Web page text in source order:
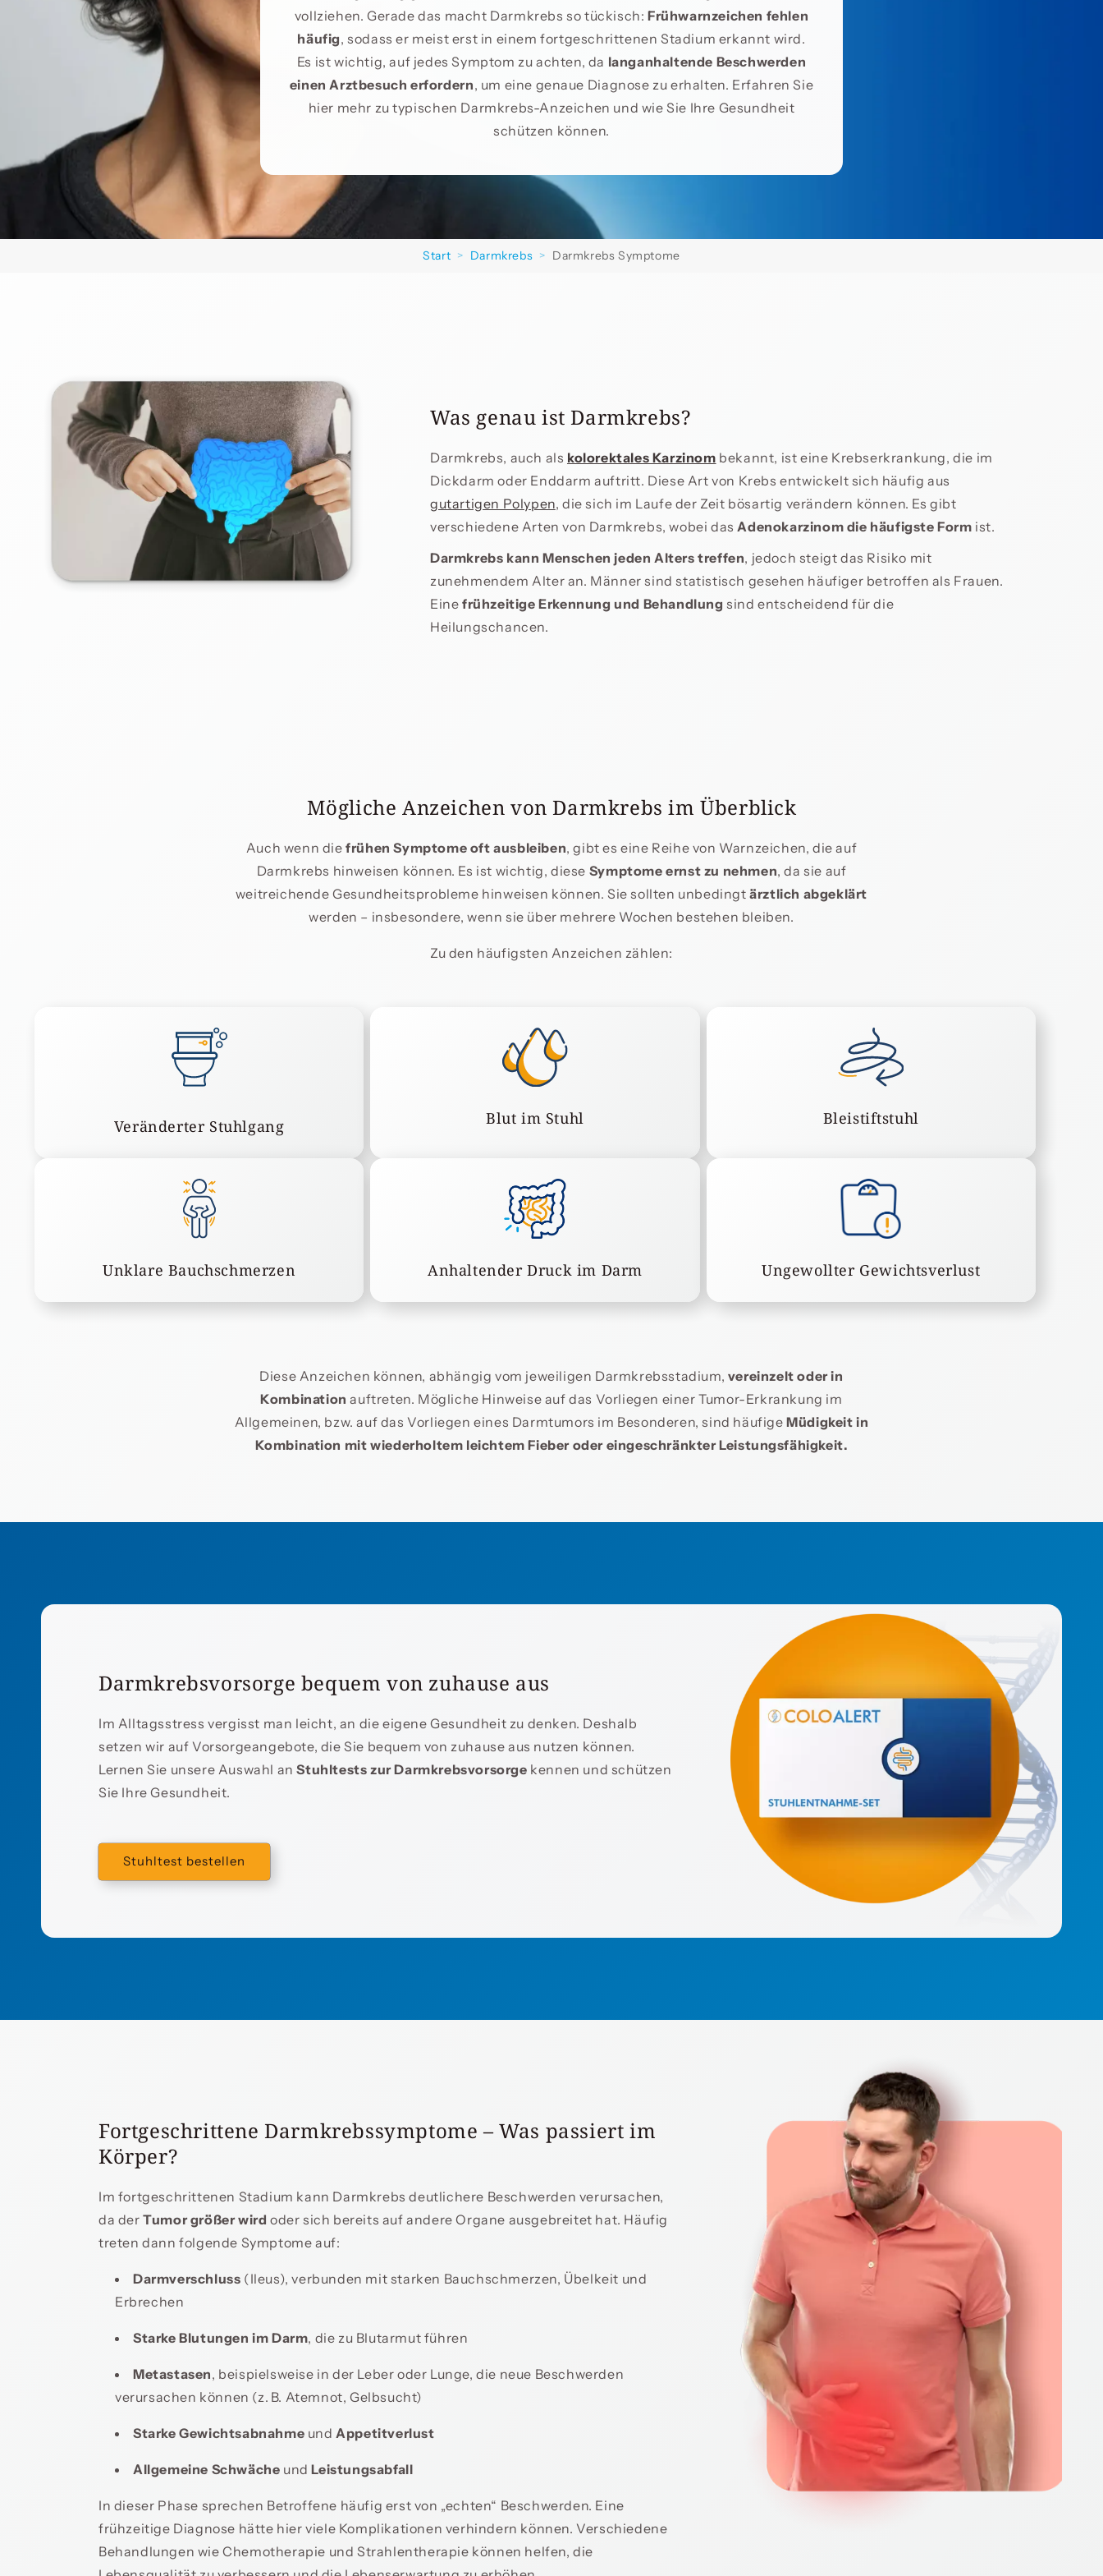
vollziehen. Gerade das macht Darmkrebs so tückisch: Frühwarnzeichen fehlen
häufig, sodass er meist erst in einem fortgeschrittenen Stadium erkannt wird.
Es ist wichtig, auf jedes Symptom zu achten, da langanhaltende Beschwerden
einen Arztbesuch erfordern, um eine genaue Diagnose zu erhalten. Erfahren Sie
hier mehr zu typischen Darmkrebs-Anzeichen und wie Sie Ihre Gesundheit
schützen können.
Start > Darmkrebs > Darmkrebs Symptome
Was genau ist Darmkrebs?
Darmkrebs, auch als kolorektales Karzinom bekannt, ist eine Krebserkrankung, die im
Dickdarm oder Enddarm auftritt. Diese Art von Krebs entwickelt sich häufig aus
gutartigen Polypen, die sich im Laufe der Zeit bösartig verändern können. Es gibt
verschiedene Arten von Darmkrebs, wobei das Adenokarzinom die häufigste Form ist.
Darmkrebs kann Menschen jeden Alters treffen, jedoch steigt das Risiko mit
zunehmendem Alter an. Männer sind statistisch gesehen häufiger betroffen als Frauen.
Eine frühzeitige Erkennung und Behandlung sind entscheidend für die
Heilungschancen.
Mögliche Anzeichen von Darmkrebs im Überblick
Auch wenn diefrühen Symptome oft ausbleiben, gibt es eine Reihe von Warnzeichen, die auf
Darmkrebs hinweisen können. Es ist wichtig, diese Symptome ernst zu nehmen, da sie auf
weitreichende Gesundheitsprobleme hinweisen können. Sie sollten unbedingtärztlich abgeklärt
werden – insbesondere, wenn sie über mehrere Wochen bestehen bleiben.
Zu den häufigsten Anzeichen zählen:
Veränderter Stuhlgang Blut im Stuhl Bleistiftstuhl
Unklare Bauchschmerzen Anhaltender Druck im Darm Ungewollter Gewichtsverlust
Diese Anzeichen können, abhängig vom jeweiligen Darmkrebsstadium, vereinzelt oder in
Kombination auftreten. Mögliche Hinweise auf das Vorliegen einer Tumor-Erkrankung im
Allgemeinen, bzw. auf das Vorliegen eines Darmtumors im Besonderen, sind häufigeMüdigkeit in
Kombination mit wiederholtem leichtem Fieber oder eingeschränkter Leistungsfähigkeit.
Darmkrebsvorsorge bequem von zuhause aus
Im Alltagsstress vergisst man leicht, an die eigene Gesundheit zu denken. Deshalb
setzen wir auf Vorsorgeangebote, die Sie bequem von zuhause aus nutzen können.
Lernen Sie unsere Auswahl anStuhltests zur Darmkrebsvorsorge kennen und schützen
Sie Ihre Gesundheit.
Stuhltest bestellen
Fortgeschrittene Darmkrebssymptome – Was passiert im
Körper?
Im fortgeschrittenen Stadium kann Darmkrebs deutlichere Beschwerden verursachen,
da der Tumor größerwirdoder sich bereits auf andere Organe ausgebreitet hat. Häufig
treten dann folgende Symptome auf:
Darmverschluss (Ileus), verbunden mit starken Bauchschmerzen, Übelkeit und
Erbrechen
Starke Blutungen im Darm, die zu Blutarmut führen
Metastasen, beispielsweise in der Leber oder Lunge, die neue Beschwerden
verursachen können (z. B. Atemnot, Gelbsucht)
Starke Gewichtsabnahme undAppetitverlust
Allgemeine Schwäche undLeistungsabfall
In dieser Phase sprechen Betroffene häufig erst von „echten“ Beschwerden. Eine
frühzeitige Diagnose hätte hier viele Komplikationen verhindern können. Verschiedene
Behandlungen wie Chemotherapie und Strahlentherapie können helfen, die